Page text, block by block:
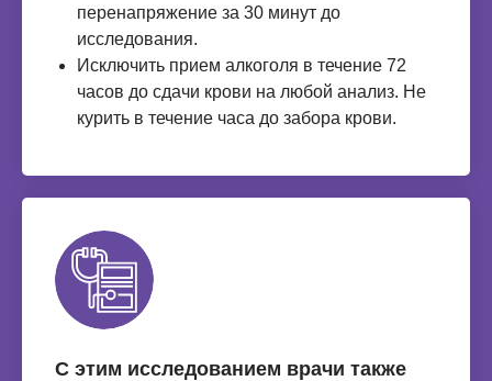
перенапряжение за 30 минут до
исследования.
Исключить прием алкоголя в течение 72
часов до сдачи крови на любой анализ. Не
курить в течение часа до забора крови.
С этим исследованием врачи также